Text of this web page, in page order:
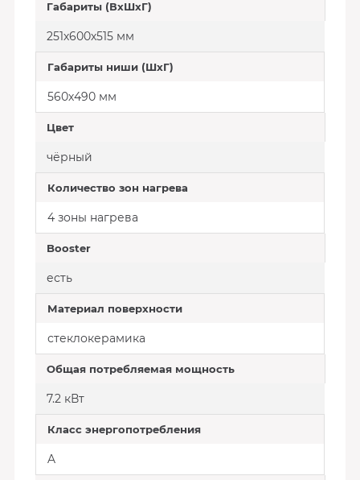
Габариты (ВхШхГ)
251х600х515 мм
Габариты ниши (ШхГ)
560х490 мм
Цвет
чёрный
Количество зон нагрева
4 зоны нагрева
Booster
есть
Материал поверхности
стеклокерамика
Общая потребляемая мощность
7.2 кВт
Класс энергопотребления
A